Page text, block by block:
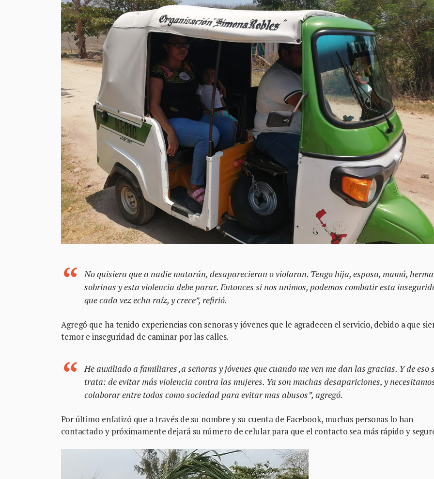
No quisiera que a nadie matarán, desaparecieran o violaran. Tengo hija, esposa, mamá,
sobrinas y esta violencia debe parar. Entonces si nos unimos, podemos combatir esta
que cada vez echa raíz, y crece”, refirió.
Agregó que ha tenido experiencias con señoras y jóvenes que le agradecen el servicio, debido a que
temor e inseguridad de caminar por las calles.
He auxiliado a familiares ,a señoras y jóvenes que cuando me ven me dan las gracias. Y de eso
trata: de evitar más violencia contra las mujeres. Ya son muchas desapariciones, y
colaborar entre todos como sociedad para evitar mas abusos”, agregó.
Por último enfatizó que a través de su nombre y su cuenta de Facebook, muchas personas lo han
contactado y próximamente dejará su número de celular para que el contacto sea más rápido y